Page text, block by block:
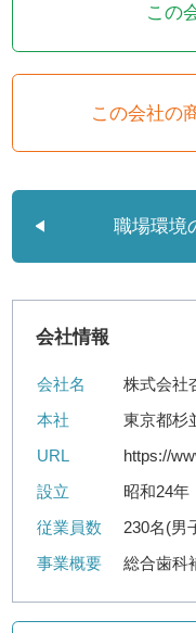
この
この会社の
職場環境
会社情報
会社名
株式会社
本社
東京都杉
URL
https://
設立
昭和24年
従業員数
230名(男
事業概要
総合歯科